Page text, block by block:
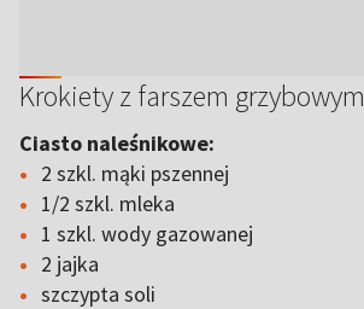
Krokiety z farszem grzybowym
Ciasto naleśnikowe:
2 szkl. mąki pszennej
1/2 szkl. mleka
1 szkl. wody gazowanej
2 jajka
szczypta soli